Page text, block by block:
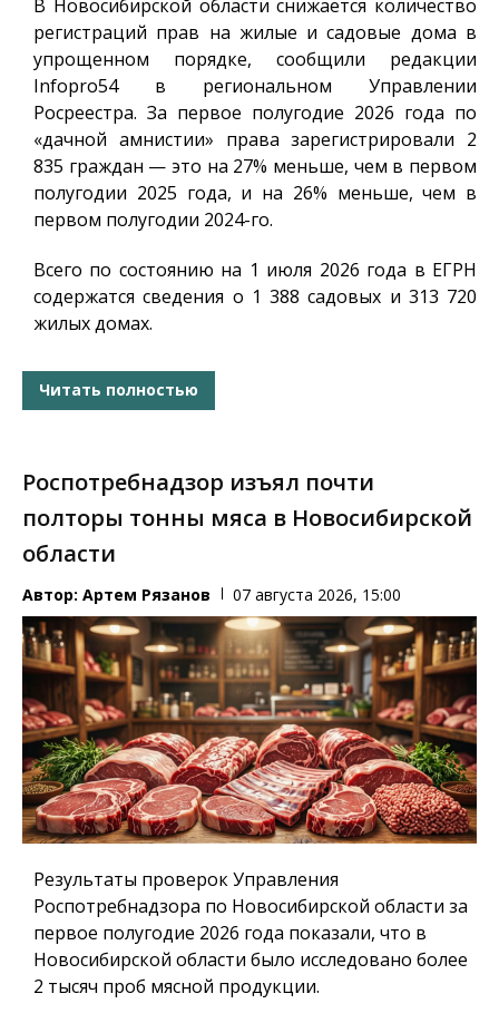
В Новосибирской области снижается количество
регистраций прав на жилые и садовые дома в
упрощенном порядке, сообщили редакции
Infopro54в региональном Управлении
Росреестра. За первое полугодие 2026 года по
«дачной амнистии» права зарегистрировали 2
835 граждан — это на 27% меньше, чем в первом
полугодии 2025 года, и на 26% меньше, чем в
первом полугодии 2024-го.
Всего по состоянию на 1 июля 2026 года в ЕГРН
содержатся сведения о 1 388 садовых и 313 720
жилых домах.
Читать полностью
Роспотребнадзор изъял почти
полторы тонны мяса в Новосибирской
области
Автор: Артем Рязанов 07 августа 2026, 15:00
Результаты проверок Управления
Роспотребнадзора по Новосибирской области за
первое полугодие 2026 года показали, что в
Новосибирской области было исследовано более
2 тысяч проб мясной продукции.